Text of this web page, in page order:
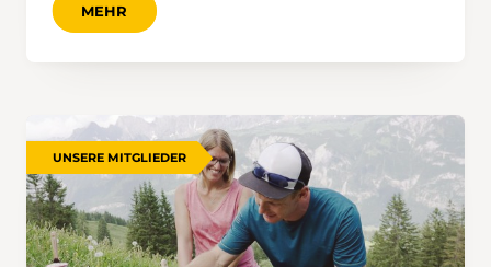
MEHR
UNSERE MITGLIEDER